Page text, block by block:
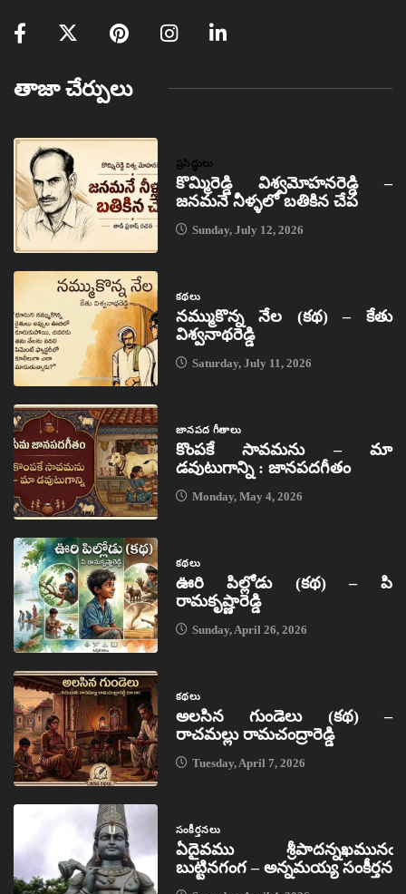
తాజా చేర్పులు
ప్రసిద్ధులు
కొమ్మిరెడ్డి విశ్వమోహనరెడ్డి –
జనమనే నీళ్ళలో బతికిన చేప
Sunday, July 12, 2026
కథలు
నమ్ముకొన్న నేల (కథ) – కేతు
విశ్వనాథరెడ్డి
Saturday, July 11, 2026
జానపద గీతాలు
కొంపకే సావమను – మా
డవుటుగాన్ని : జానపదగీతం
Monday, May 4, 2026
కథలు
ఊరి పిల్లోడు (కథ) – పి
రామకృష్ణారెడ్డి
Sunday, April 26, 2026
కథలు
అలసిన గుండెలు (కథ) –
రాచమల్లు రామచంద్రారెడ్డి
Tuesday, April 7, 2026
సంకీర్తనలు
ఏదైవము శ్రీపాదన్నఖమునఁ
బుట్టినగంగ – అన్నమయ్య సంకీర్తన